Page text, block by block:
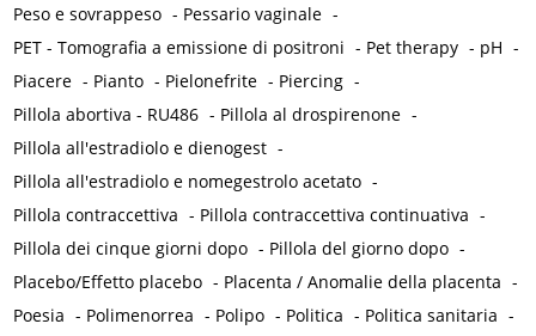
Peso e sovrappeso - Pessario vaginale -
PET - Tomografia a emissione di positroni - Pet therapy - pH -
Piacere - Pianto - Pielonefrite - Piercing -
Pillola abortiva - RU486 - Pillola al drospirenone -
Pillola all'estradiolo e dienogest -
Pillola all'estradiolo e nomegestrolo acetato -
Pillola contraccettiva - Pillola contraccettiva continuativa -
Pillola dei cinque giorni dopo - Pillola del giorno dopo -
Placebo/Effetto placebo - Placenta / Anomalie della placenta -
Poesia - Polimenorrea - Polipo - Politica - Politica sanitaria -